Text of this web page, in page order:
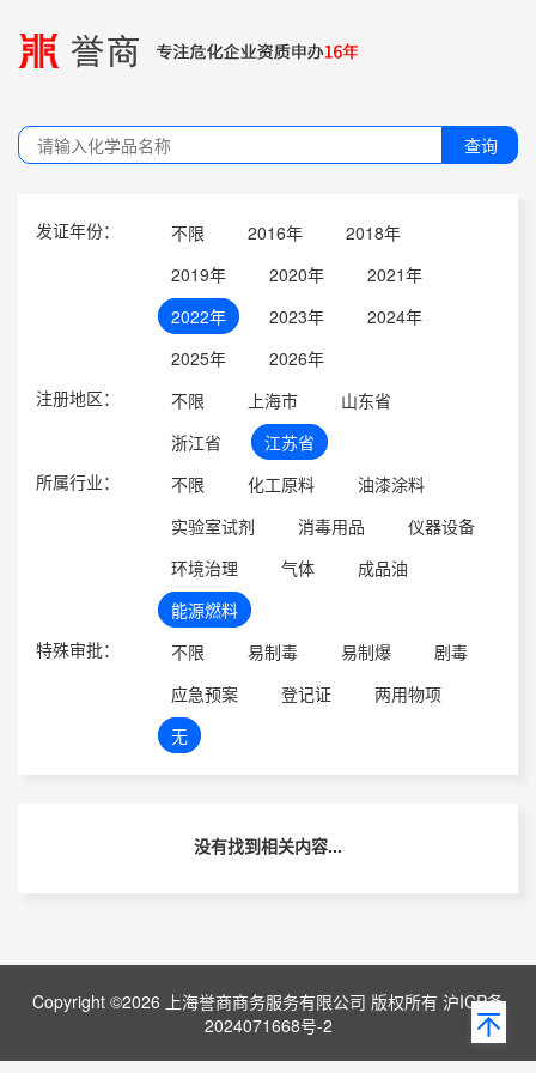
查询
发证年份： 不限 2016年
2018年
2019年
2020年
2021年
2022年
2023年
2024年
2025年
2026年
注册地区：
不限 上海市
山东省
浙江省
江苏省
所属行业：
不限 化工原料
油漆涂料
实验室试剂
消毒用品
仪器设备
环境治理
气体
成品油
能源燃料
特殊审批：
不限 易制毒 易制爆
剧毒
应急预案
登记证
两用物项
无
没有找到相关内容...
Copyright ©2026 上海誉商商务服务有限公司 版权所有 沪ICP备
2024071668号-2